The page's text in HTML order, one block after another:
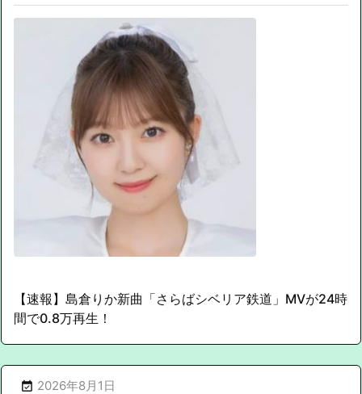
【速報】島倉りか新曲「さらばシベリア鉄道」MVが24時
間で0.8万再生！
 2026年8月1日